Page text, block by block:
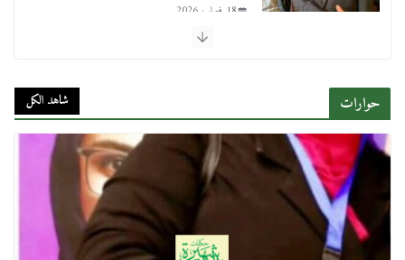
18 فبراير، 2026
لجنة النقل والمواصلات بمجلس النواب ترسم خارطة
طريق لتطوير المنظومة .. ومصيلحي يطالب بـ«لجان
نوعية متخصصة» وربط التمويل بالإنجاز.
حوارات شاهد الكل